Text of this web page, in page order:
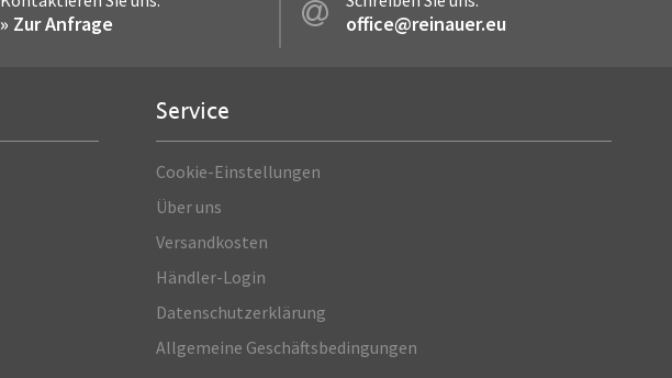
» Zur Anfrage office@reinauer.eu
Service
Cookie-Einstellungen
Über uns
Versandkosten
Händler-Login
Datenschutz­erklärung
Allgemeine Geschäftsbedingungen